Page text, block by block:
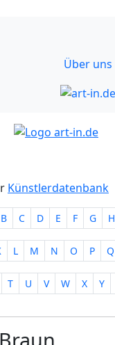
Über uns
Künstlerdatenbank
B C D E F G H
L M N O P Q
T U V W X Y